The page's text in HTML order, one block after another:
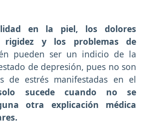
en la piel, los dolores
rigidez y los problemas de
pueden ser un indicio de la
de depresión, pues no son
de estrés manifestadas en el
sucede cuando no se
otra explicación médica